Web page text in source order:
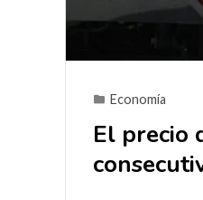
Economía
El precio